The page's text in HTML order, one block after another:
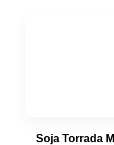
Soja Torrada